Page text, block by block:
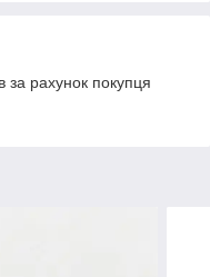
за рахунок покупця